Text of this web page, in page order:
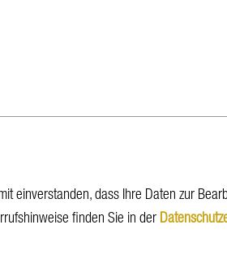
einverstanden, dass Ihre Daten zur
finden Sie in der